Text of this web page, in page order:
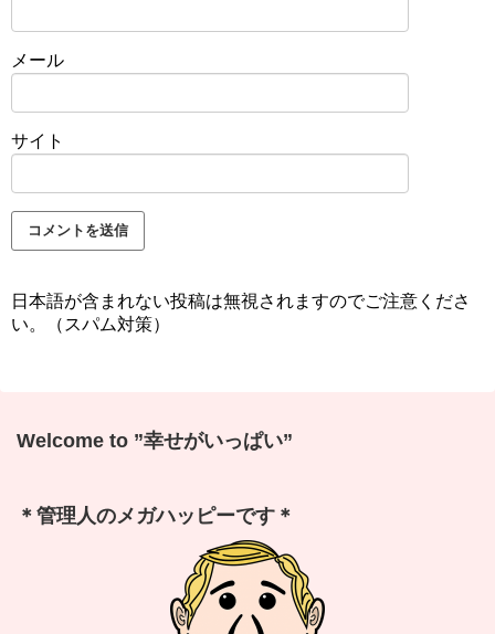
メール
サイト
日本語が含まれない投稿は無視されますのでご注意くださ
い。（スパム対策）
Welcome to ”幸せがいっぱい”
＊管理人のメガハッピーです＊